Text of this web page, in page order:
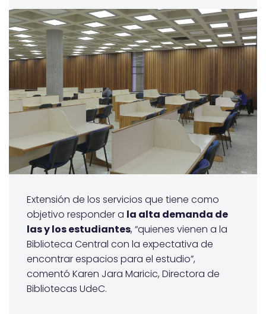
Extensión de los servicios que tiene como
objetivo responder a la alta demanda de
las y los estudiantes, “quienes vienen a la
Biblioteca Central con la expectativa de
encontrar espacios para el estudio”,
comentó Karen Jara Maricic, Directora de
Bibliotecas UdeC.